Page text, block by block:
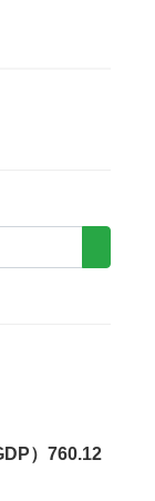
）760.12